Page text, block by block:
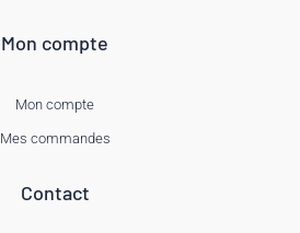
Mon compte
Mon compte
Mes commandes
Contact